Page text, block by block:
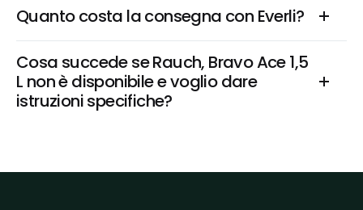
Quanto costa la consegna con Everli?
Cosa succede se Rauch, Bravo Ace 1,5
L non è disponibile e voglio dare
istruzioni specifiche?